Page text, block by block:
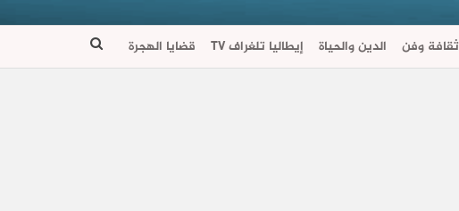
ثقافة وفن الدين والحياة إيطاليا تلغراف TV قضايا الهجرة